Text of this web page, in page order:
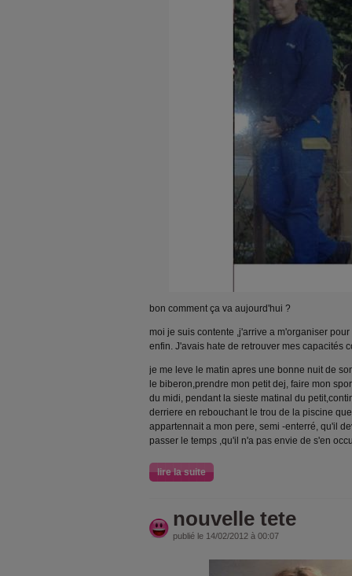
bon comment ça va aujourd'hui ?
moi je suis contente ,j'arrive a m'organiser
enfin. J'avais hate de retrouver mes capacités
je me leve le matin apres une bonne nuit de
le biberon,prendre mon petit dej, faire mon
du midi, pendant la sieste matinal du
derriere en rebouchant le trou de la piscine
appartennait a mon pere, semi -enterré, qu'il
passer le temps ,qu'il n'a pas envie de s'en
lire la suite
nouvelle tete
publié le 14/02/2012 à 00:07